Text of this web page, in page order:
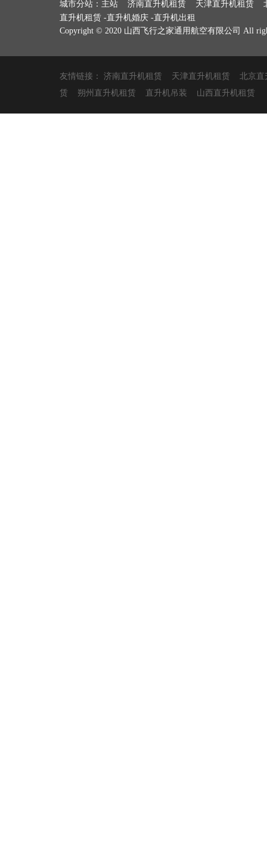
城市分站： 主站 济南直升机租赁 天津直升机租赁
直升机租赁 -直升机婚庆 -直升机出租
Copyright © 2020 山西飞行之家通用航空有限公司 All
友情链接： 济南直升机租赁 天津直升机租赁
北京直
赁
朔州直升机租赁 直升机吊装 山西直升机租赁